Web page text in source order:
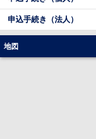
申込手続き（法人）
地図